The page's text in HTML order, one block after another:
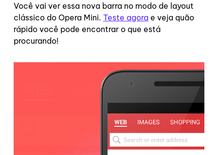
Você vai ver essa nova barra no modo de layout
clássico do Opera Mini. Teste agora e veja quão
rápido você pode encontrar o que está
procurando!